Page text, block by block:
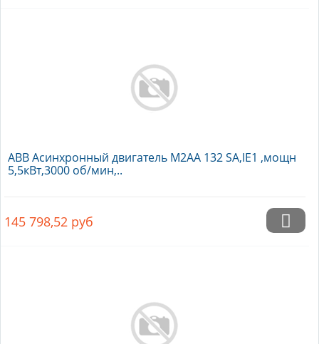
ABB Асинхронный двигатель M2AA 132 SA,IE1 ,мощн
5,5кВт,3000 об/мин,..
145 798,52 руб